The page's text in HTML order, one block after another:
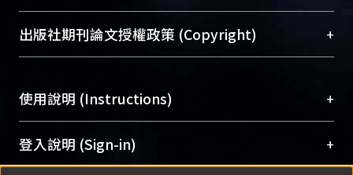
To permanently archive and promote researcher
profiles and scholarly works, Library integrates the
services of “NTU Repository” with “Academic
開放取用是從使用者角度提升資訊取用性的社會運
動，應用在學術研究上是透過將研究著作公開供使
用逐年攀升。同時可加速研究發展、提升研究影響
Archive）平台。 （點選深入了解OA）
出版社期刊論文授權政策 (Copyright) +
含部分內容的版權非匯入者所有，或由第三方贊
助與合作完成，請確認該版權所有者及第三方同
意提供此授權。
Please represent that the submission is your
使用說明 (Instructions) +
網站簡介(Quickstart Guide)
使用手冊(Instruction Manual)
登入說明 (Sign-in) +